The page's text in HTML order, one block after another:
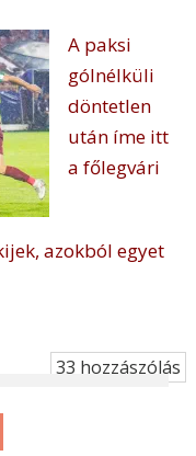
A paksi
gólnélküli
döntetlen
után íme itt
a főlegvári
azokból egyet
33 hozzászólás